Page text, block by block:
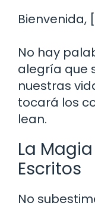
Bienvenida,
No hay
alegría que
nuestras
tocará los
lean.
La
Escritos
No